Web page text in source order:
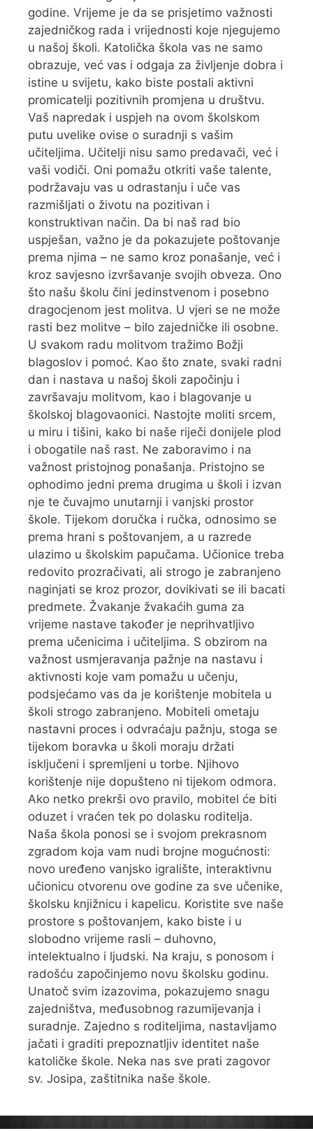
godine. Vrijeme je da se prisjetimo važnosti
zajedničkog rada i vrijednosti koje njegujemo
u našoj školi. Katolička škola vas ne samo
obrazuje, već vas i odgaja za življenje dobra i
istine u svijetu, kako biste postali aktivni
promicatelji pozitivnih promjena u društvu.
Vaš napredak i uspjeh na ovom školskom
putu uvelike ovise o suradnji s vašim
učiteljima. Učitelji nisu samo predavači, već i
vaši vodiči. Oni pomažu otkriti vaše talente,
podržavaju vas u odrastanju i uče vas
razmišljati o životu na pozitivan i
konstruktivan način. Da bi naš rad bio
uspješan, važno je da pokazujete poštovanje
prema njima – ne samo kroz ponašanje, već i
kroz savjesno izvršavanje svojih obveza. Ono
što našu školu čini jedinstvenom i posebno
dragocjenom jest molitva. U vjeri se ne može
rasti bez molitve – bilo zajedničke ili osobne.
U svakom radu molitvom tražimo Božji
blagoslov i pomoć. Kao što znate, svaki radni
dan i nastava u našoj školi započinju i
završavaju molitvom, kao i blagovanje u
školskoj blagovaonici. Nastojte moliti srcem,
u miru i tišini, kako bi naše riječi donijele plod
i obogatile naš rast. Ne zaboravimo i na
važnost pristojnog ponašanja. Pristojno se
ophodimo jedni prema drugima u školi i izvan
nje te čuvajmo unutarnji i vanjski prostor
škole. Tijekom doručka i ručka, odnosimo se
prema hrani s poštovanjem, a u razrede
ulazimo u školskim papučama. Učionice treba
redovito prozračivati, ali strogo je zabranjeno
naginjati se kroz prozor, dovikivati se ili bacati
predmete. Žvakanje žvakaćih guma za
vrijeme nastave također je neprihvatljivo
prema učenicima i učiteljima. S obzirom na
važnost usmjeravanja pažnje na nastavu i
aktivnosti koje vam pomažu u učenju,
podsjećamo vas da je korištenje mobitela u
školi strogo zabranjeno. Mobiteli ometaju
nastavni proces i odvraćaju pažnju, stoga se
tijekom boravka u školi moraju držati
isključeni i spremljeni u torbe. Njihovo
korištenje nije dopušteno ni tijekom odmora.
Ako netko prekrši ovo pravilo, mobitel će biti
oduzet i vraćen tek po dolasku roditelja.
Naša škola ponosi se i svojom prekrasnom
zgradom koja vam nudi brojne mogućnosti:
novo uređeno vanjsko igralište, interaktivnu
učionicu otvorenu ove godine za sve učenike,
školsku knjižnicu i kapelicu. Koristite sve naše
prostore s poštovanjem, kako biste i u
slobodno vrijeme rasli – duhovno,
intelektualno i ljudski. Na kraju, s ponosom i
radošću započinjemo novu školsku godinu.
Unatoč svim izazovima, pokazujemo snagu
zajedništva, međusobnog razumijevanja i
suradnje. Zajedno s roditeljima, nastavljamo
jačati i graditi prepoznatljiv identitet naše
katoličke škole. Neka nas sve prati zagovor
sv. Josipa, zaštitnika naše škole.